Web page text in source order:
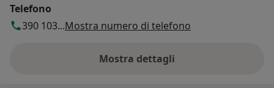
Telefono
390 103...Mostra numero di telefono
Mostra dettagli
sull'indirizzo